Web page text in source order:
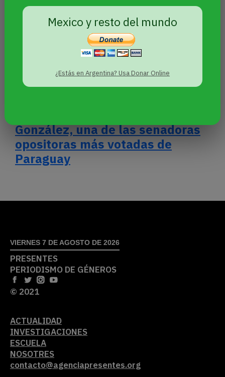
Mexico y resto del mundo
¿Estás en Argentina? Usa Donar Online
González, una de las senadoras
opositoras más votadas de
Paraguay
VIERNES 7 DE AGOSTO DE 2026
PRESENTES
PERIODISMO DE GÉNEROS
© 2021
ACTUALIDAD
INVESTIGACIONES
ESCUELA
NOSOTRES
contacto@agenciapresentes.org